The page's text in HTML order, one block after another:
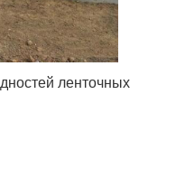
ленточных